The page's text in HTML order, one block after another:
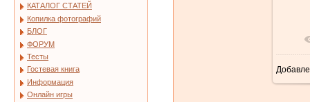
КАТАЛОГ СТАТЕЙ
Копилка фотографий
БЛОГ
ФОРУМ
Тесты
Гостевая книга
Информация
Онлайн игры